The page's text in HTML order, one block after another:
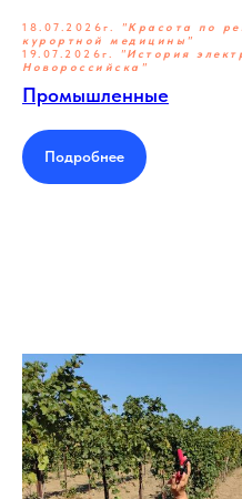
18.07.2026г.
"Красота по
курортной медицины"
19.07.2026г.
"История
Новороссийска"
Промышленные
Подробнее